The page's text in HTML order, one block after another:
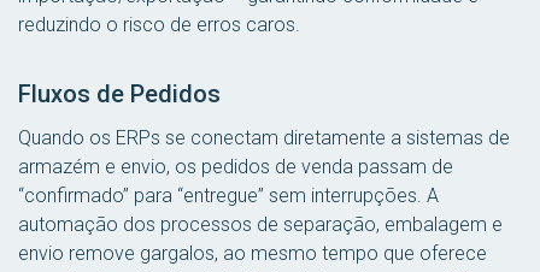
reduzindo o risco de erros caros.
Fluxos de Pedidos
Quando os ERPs se conectam diretamente a sistemas de
armazém e envio, os pedidos de venda passam de
“confirmado” para “entregue” sem interrupções. A
automação dos processos de separação, embalagem e
envio remove gargalos, ao mesmo tempo que oferece